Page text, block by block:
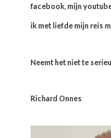
facebook, mijn
ik met liefde mijn reis
Neemt het niet te
Richard Onnes